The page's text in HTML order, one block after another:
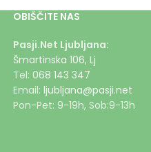
OBIŠČITE NAS
Pasji.Net Ljubljana:
Šmartinska 106, Lj
Tel: 068 143 347
Email: ljubljana@pasji.net
Pon-Pet: 9-19h, Sob:9-13h